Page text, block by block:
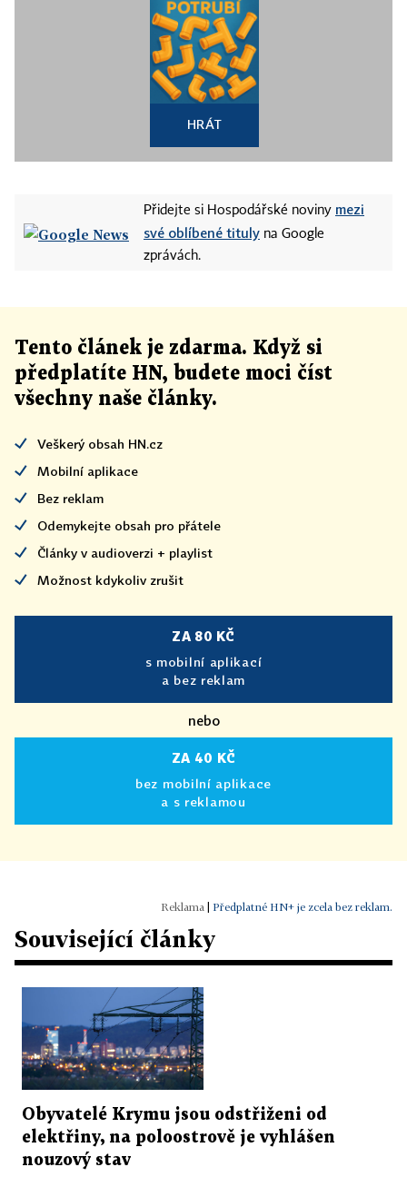
HRÁT
Přidejte si Hospodářské noviny mezi
své oblíbené tituly na Google
zprávách.
Tento článek je zdarma. Když si
předplatíte HN, budete moci číst
všechny naše články.
Veškerý obsah HN.cz
Mobilní aplikace
Bez reklam
Odemykejte obsah pro přátele
Články v audioverzi + playlist
Možnost kdykoliv zrušit
ZA 80 KČ
s mobilní aplikací
a bez reklam
nebo
ZA 40 KČ
bez mobilní aplikace
a s reklamou
Předplatné HN+ je zcela bez reklam.
Související články
Obyvatelé Krymu jsou odstřiženi od
elektřiny, na poloostrově je vyhlášen
nouzový stav